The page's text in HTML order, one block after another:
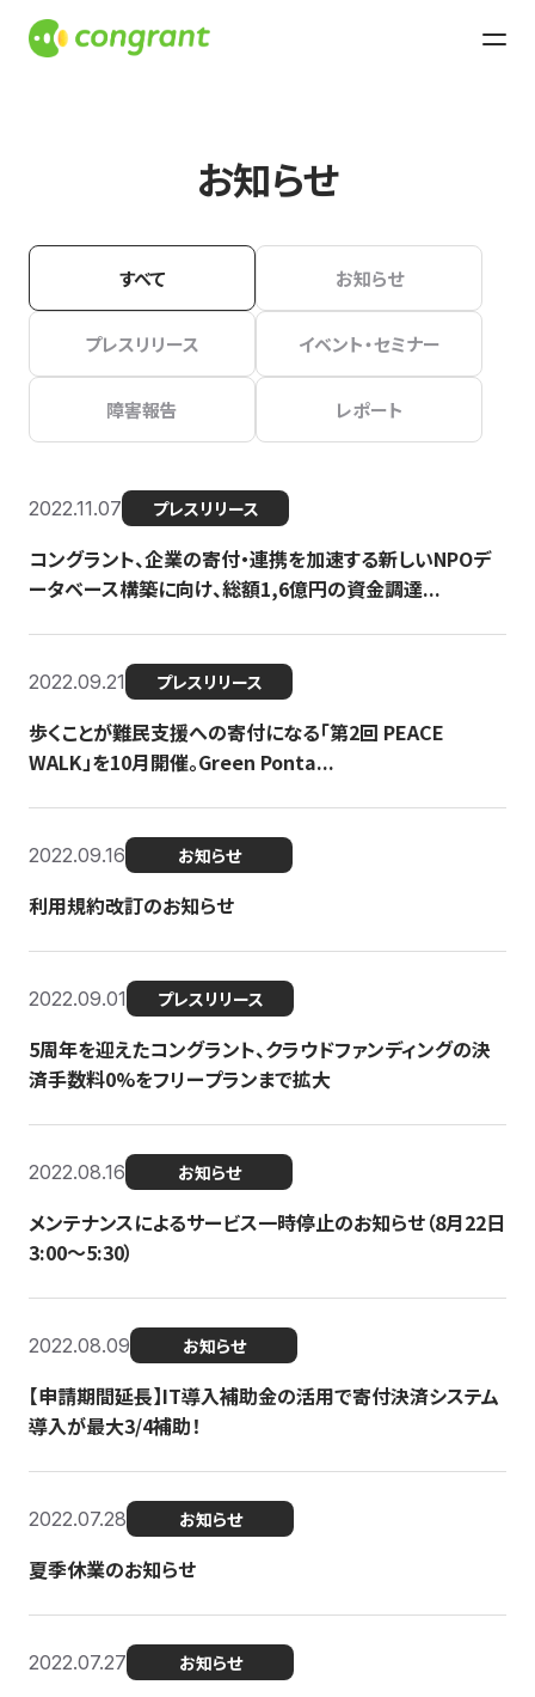
お知らせ
すべて お知らせ
プレスリリース イベント・セミナー
障害報告 レポート
2022.11.07 プレスリリース
コングラント、企業の寄付・連携を加速する新しいNPOデ
ータベース構築に向け、総額1,6億円の資金調達...
2022.09.21 プレスリリース
歩くことが難民支援への寄付になる「第2回 PEACE
WALK」を10月開催。Green Ponta...
2022.09.16 お知らせ
利用規約改訂のお知らせ
2022.09.01 プレスリリース
5周年を迎えたコングラント、クラウドファンディングの決
済手数料0%をフリープランまで拡大
2022.08.16 お知らせ
メンテナンスによるサービス一時停止のお知らせ（8月22日
3:00〜5:30）
2022.08.09 お知らせ
【申請期間延長】IT導入補助金の活用で寄付決済システム
導入が最大3/4補助！
2022.07.28 お知らせ
夏季休業のお知らせ
2022.07.27 お知らせ